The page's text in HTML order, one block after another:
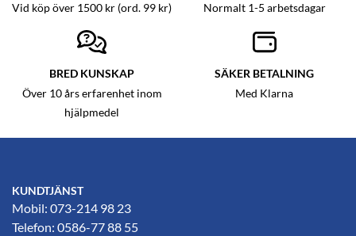
Vid köp över 1500 kr (ord. 99 kr) Normalt 1-5 arbetsdagar
BRED KUNSKAP
Över 10 års erfarenhet inom
hjälpmedel
SÄKER BETALNING
Med Klarna
KUNDTJÄNST
Mobil: 073-214 98 23
Telefon: 0586-77 88 55